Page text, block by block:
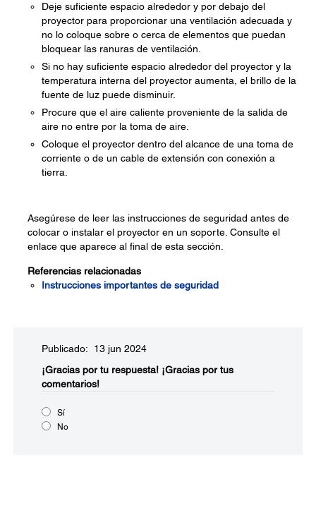
Deje suficiente espacio alrededor y por debajo del
proyector para proporcionar una ventilación adecuada y
no lo coloque sobre o cerca de elementos que puedan
bloquear las ranuras de ventilación.
Si no hay suficiente espacio alrededor del proyector y la
temperatura interna del proyector aumenta, el brillo de la
fuente de luz puede disminuir.
Procure que el aire caliente proveniente de la salida de
aire no entre por la toma de aire.
Coloque el proyector dentro del alcance de una toma de
corriente o de un cable de extensión con conexión a
tierra.
Asegúrese de leer las instrucciones de seguridad antes de
colocar o instalar el proyector en un soporte. Consulte el
enlace que aparece al final de esta sección.
Referencias relacionadas
Instrucciones importantes de seguridad
Publicado: 13 jun 2024
¡Gracias por tu respuesta! ¡Gracias por tus
comentarios!
Sí
No